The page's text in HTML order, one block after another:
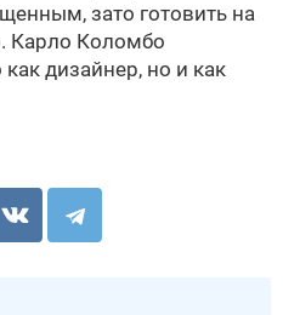
зато готовить на
Карло Коломбо
дизайнер, но и как